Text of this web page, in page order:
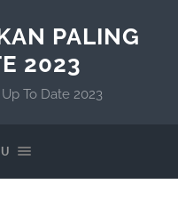
PALING
2023
To Date 2023